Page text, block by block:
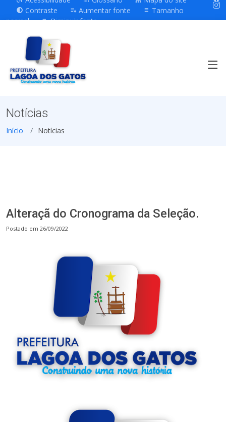
Contraste
Aumentar fonte
Tamanho
normal
Diminuir fonte
Notícias
Início Notícias
Alteraçã do Cronograma da Seleção.
Postado em 26/09/2022